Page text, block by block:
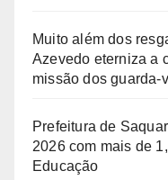
Muito além dos
Azevedo eterniza a
missão dos guarda-
Prefeitura de
2026 com mais de
Educação